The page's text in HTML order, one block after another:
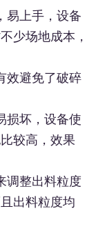
易上手，设备
少场地成本，
效避免了破碎
损坏，设备使
较高，效果
调整出料粒度
出料粒度均